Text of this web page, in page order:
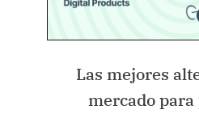
Las mejores
mercado